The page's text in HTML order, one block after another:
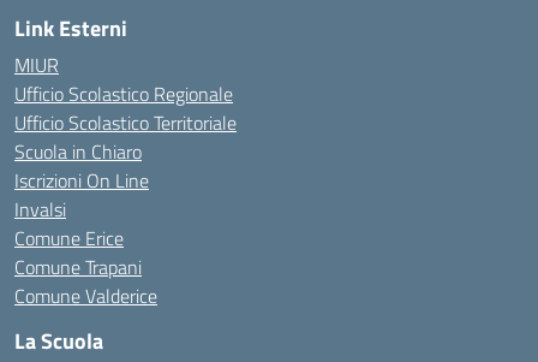
Link Esterni
MIUR
Ufficio Scolastico Regionale
Ufficio Scolastico Territoriale
Scuola in Chiaro
Iscrizioni On Line
Invalsi
Comune Erice
Comune Trapani
Comune Valderice
La Scuola